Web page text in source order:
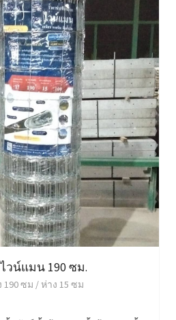
วน์แมน 190 ซม.
190 ซม / ห่าง 15 ซม